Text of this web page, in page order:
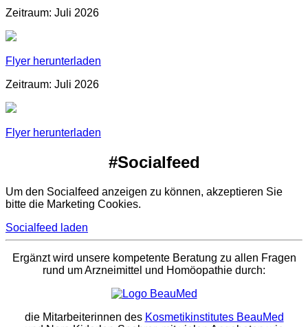
Zeitraum: Juli 2026
Flyer herunterladen
Zeitraum: Juli 2026
Flyer herunterladen
#Socialfeed
Um den Socialfeed anzeigen zu können, akzeptieren Sie
bitte die Marketing Cookies.
Socialfeed laden
Ergänzt wird unsere kompetente Beratung zu allen Fragen
rund um Arzneimittel und Homöopathie durch:
die Mitarbeiterinnen des Kosmetikinstitutes BeauMed